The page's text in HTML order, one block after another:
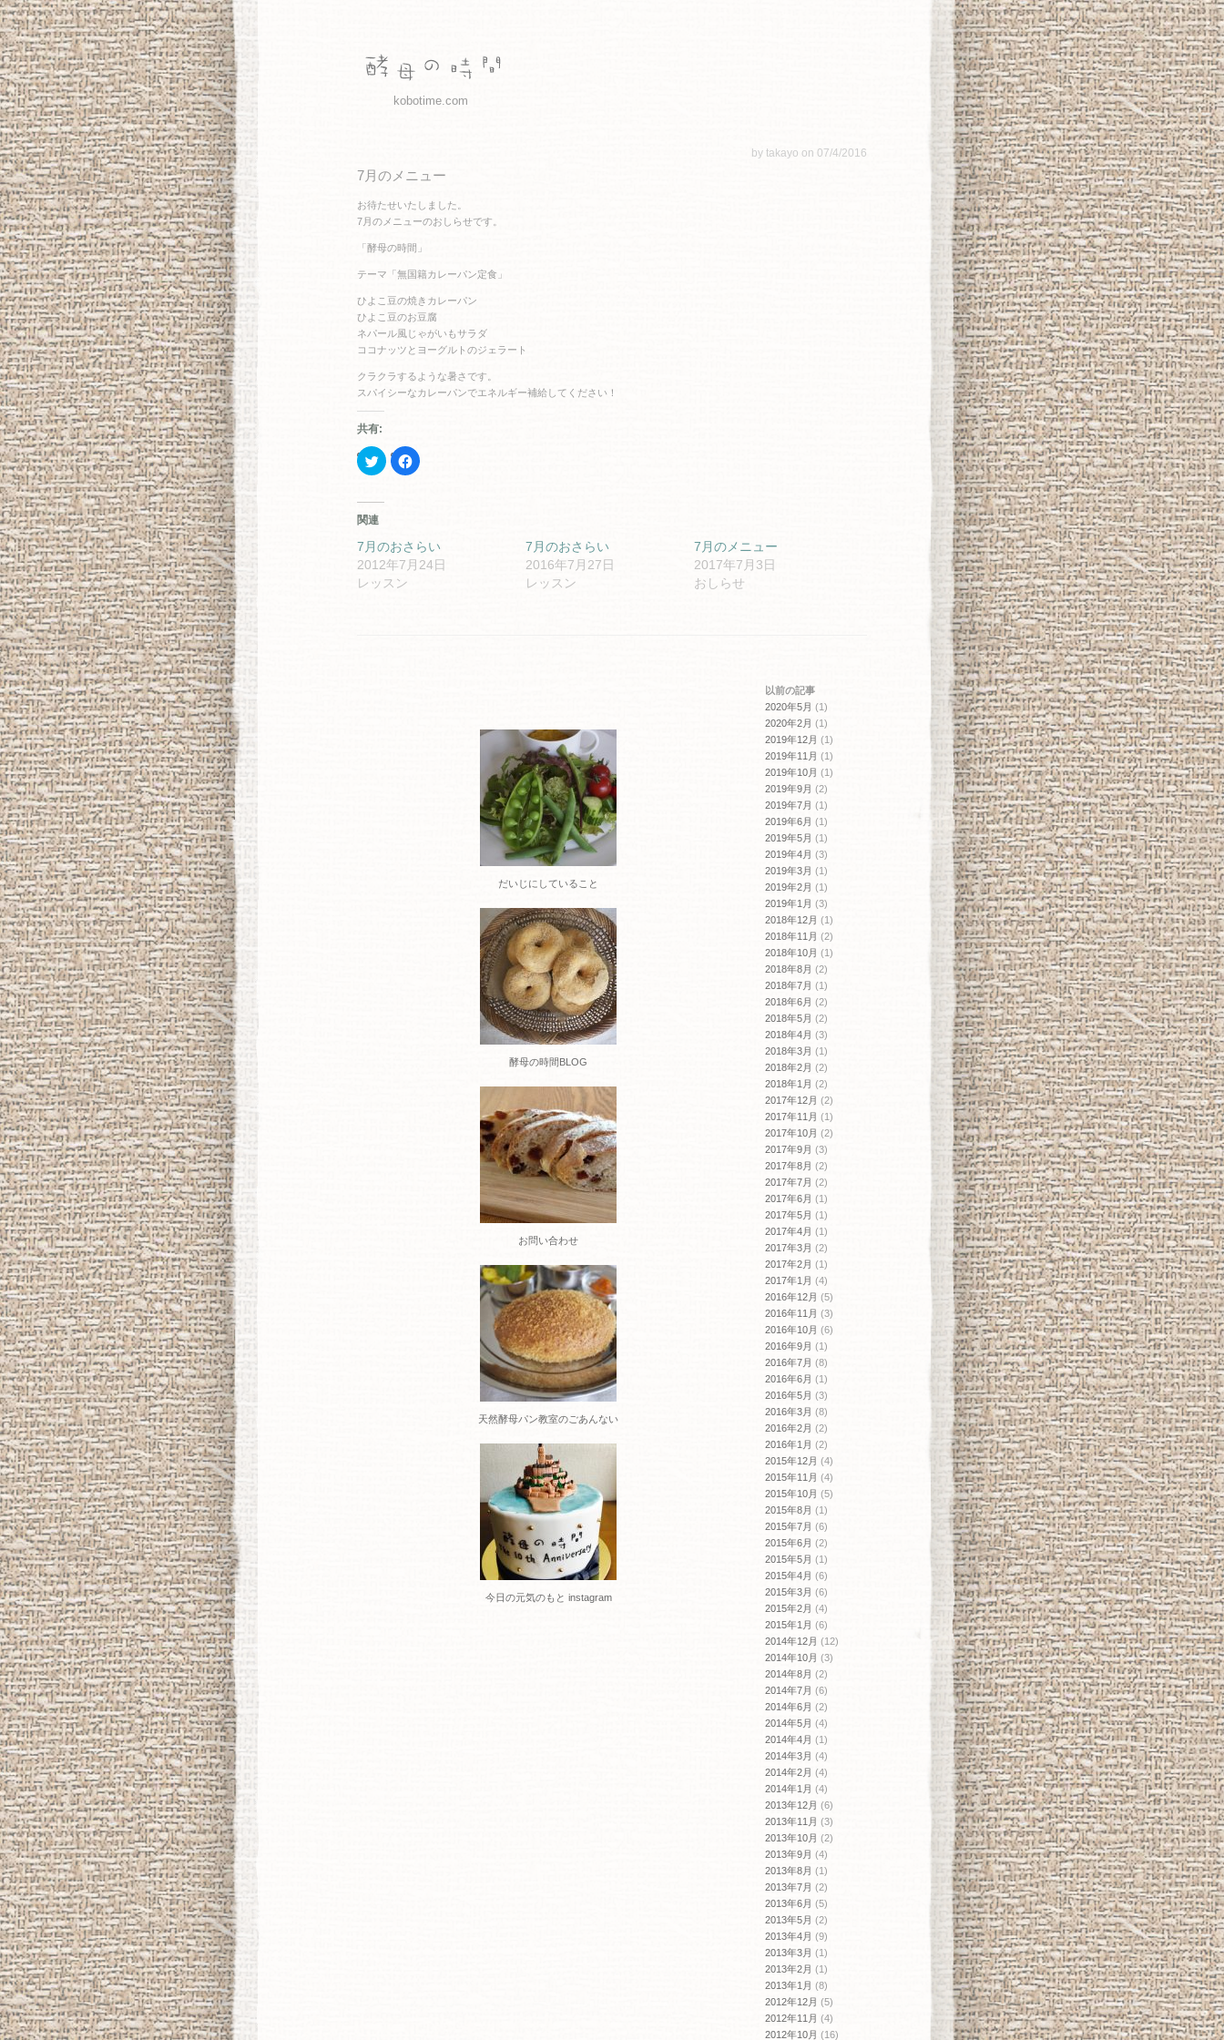
kobotime.com
7月のメニュー
by takayo on 07/4/2016
お待たせいたしました。
7月のメニューのおしらせです。
「酵母の時間」
テーマ「無国籍カレーパン定食」
ひよこ豆の焼きカレーパン
ひよこ豆のお豆腐
ネパール風じゃがいもサラダ
ココナッツとヨーグルトのジェラート
クラクラするような暑さです。
スパイシーなカレーパンでエネルギー補給してください！
共有:
ク
リ
し
共
有
(新
し
い
Facebook
で
ク
リ
ッ
関連
7月のおさらい
2012年7月24日
レッスン
7月のおさらい
2016年7月27日
レッスン
7月のメニュー
2017年7月3日
おしらせ
だいじにしていること
酵母の時間BLOG
お問い合わせ
天然酵母パン教室のごあんない
今日の元気のもと instagram
以前の記事
2020年5月 (1)
2020年2月 (1)
2019年12月 (1)
2019年11月 (1)
2019年10月 (1)
2019年9月 (2)
2019年7月 (1)
2019年6月 (1)
2019年5月 (1)
2019年4月 (3)
2019年3月 (1)
2019年2月 (1)
2019年1月 (3)
2018年12月 (1)
2018年11月 (2)
2018年10月 (1)
2018年8月 (2)
2018年7月 (1)
2018年6月 (2)
2018年5月 (2)
2018年4月 (3)
2018年3月 (1)
2018年2月 (2)
2018年1月 (2)
2017年12月 (2)
2017年11月 (1)
2017年10月 (2)
2017年9月 (3)
2017年8月 (2)
2017年7月 (2)
2017年6月 (1)
2017年5月 (1)
2017年4月 (1)
2017年3月 (2)
2017年2月 (1)
2017年1月 (4)
2016年12月 (5)
2016年11月 (3)
2016年10月 (6)
2016年9月 (1)
2016年7月 (8)
2016年6月 (1)
2016年5月 (3)
2016年3月 (8)
2016年2月 (2)
2016年1月 (2)
2015年12月 (4)
2015年11月 (4)
2015年10月 (5)
2015年8月 (1)
2015年7月 (6)
2015年6月 (2)
2015年5月 (1)
2015年4月 (6)
2015年3月 (6)
2015年2月 (4)
2015年1月 (6)
2014年12月 (12)
2014年10月 (3)
2014年8月 (2)
2014年7月 (6)
2014年6月 (2)
2014年5月 (4)
2014年4月 (1)
2014年3月 (4)
2014年2月 (4)
2014年1月 (4)
2013年12月 (6)
2013年11月 (3)
2013年10月 (2)
2013年9月 (4)
2013年8月 (1)
2013年7月 (2)
2013年6月 (5)
2013年5月 (2)
2013年4月 (9)
2013年3月 (1)
2013年2月 (1)
2013年1月 (8)
2012年12月 (5)
2012年11月 (4)
2012年10月 (16)